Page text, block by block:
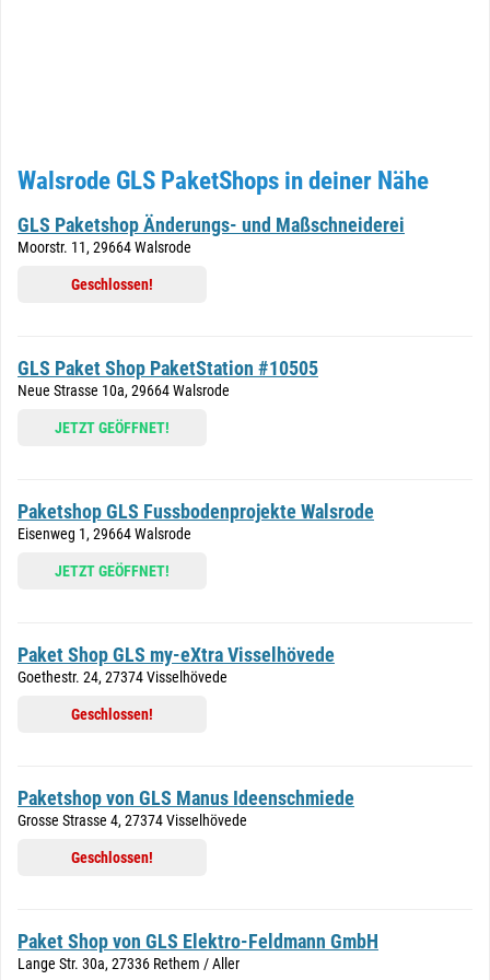
Walsrode GLS PaketShops in deiner Nähe
GLS Paketshop Änderungs- und Maßschneiderei
Moorstr. 11, 29664 Walsrode
Geschlossen!
GLS Paket Shop PaketStation #10505
Neue Strasse 10a, 29664 Walsrode
JETZT GEÖFFNET!
Paketshop GLS Fussbodenprojekte Walsrode
Eisenweg 1, 29664 Walsrode
JETZT GEÖFFNET!
Paket Shop GLS my-eXtra Visselhövede
Goethestr. 24, 27374 Visselhövede
Geschlossen!
Paketshop von GLS Manus Ideenschmiede
Grosse Strasse 4, 27374 Visselhövede
Geschlossen!
Paket Shop von GLS Elektro-Feldmann GmbH
Lange Str. 30a, 27336 Rethem / Aller